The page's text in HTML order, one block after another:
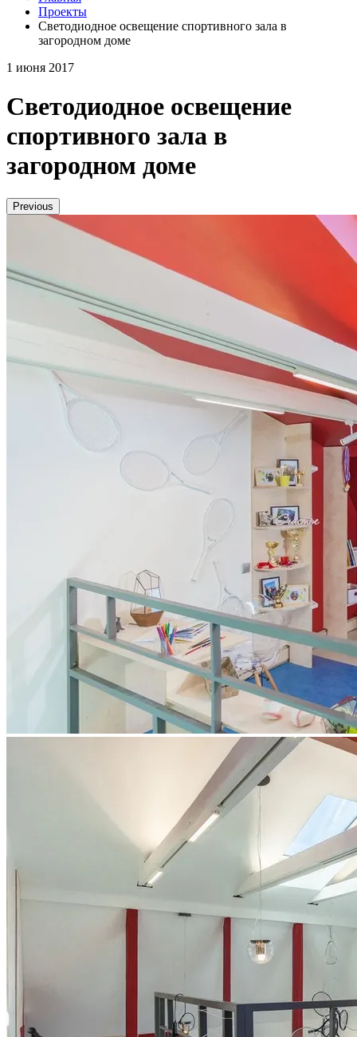
Проекты
Светодиодное освещение спортивного зала в
загородном доме
1 июня 2017
Светодиодное освещение
спортивного зала в
загородном доме
Previous